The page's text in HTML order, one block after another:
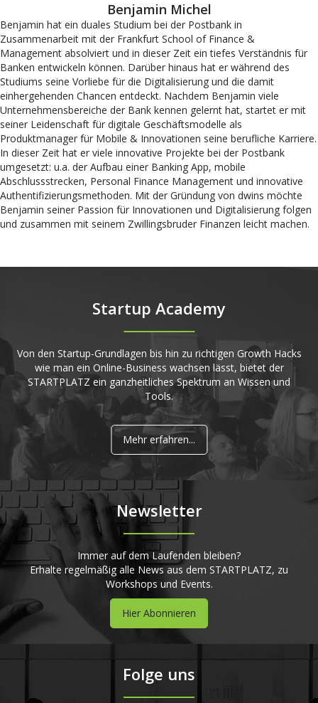
Benjamin Michel
Benjamin hat ein duales Studium bei der Postbank in
Zusammenarbeit mit der Frankfurt School of Finance &
Management absolviert und in dieser Zeit ein tiefes Verständnis für
Banken entwickeln können. Darüber hinaus hat er während des
Studiums seine Vorliebe für die Digitalisierung und die damit
einhergehenden Chancen entdeckt. Nachdem Benjamin viele
Unternehmensbereiche der Bank kennen gelernt hat, startet er mit
seiner Leidenschaft für digitale Geschäftsmodelle als
Produktmanager für Mobile & Innovationen seine berufliche Karriere.
In dieser Zeit hat er viele innovative Projekte bei der Postbank
umgesetzt: u.a. der Aufbau einer Banking App, mobile
Abschlussstrecken, Personal Finance Management und innovative
Authentifizierungsmethoden. Mit der Gründung von dwins möchte
Benjamin seiner Passion für Innovationen und Digitalisierung folgen
und zusammen mit seinem Zwillingsbruder Finanzen leicht machen.
Startup Academy
Von den Startup-Grundlagen bis hin zu richtigen Growth Hacks
wie man ein Online-Business wachsen lässt, bietet der
STARTPLATZ ein ganzheitliches Spektrum an Wissen und
Tools.
Mehr erfahren...
Newsletter
Immer auf dem Laufenden bleiben?
Erhalte regelmäßig alle News aus dem STARTPLATZ, zu
Workshops und Events.
Hier Abonnieren
Folge uns